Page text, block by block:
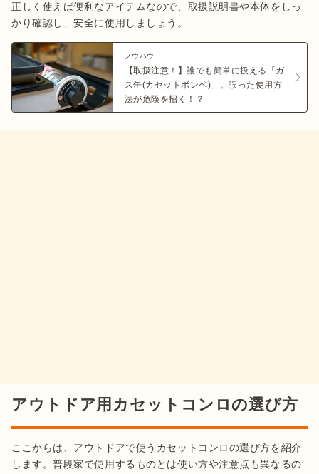
正しく使えば便利なアイテムなので、取扱説明書や本体をしっ
かり確認し、安全に使用しましょう。
ノウハウ
【取扱注意！】誰でも簡単に扱える「ガ
ス缶(カセットボンベ)」。誤った使用方
法が危険を招く！？
アウトドア用カセットコンロの選び方
ここからは、アウトドアで使うカセットコンロの選び方を紹介
します。普段家で使用するものとは使い方や注意点も異なるの